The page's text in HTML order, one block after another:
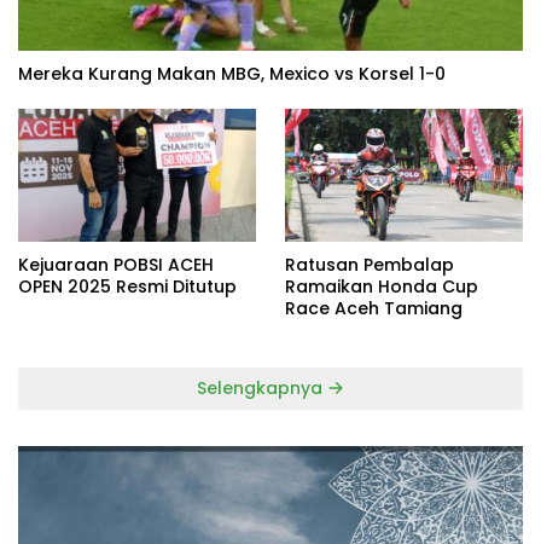
Mereka Kurang Makan MBG, Mexico vs Korsel 1-0
Kejuaraan POBSI ACEH
OPEN 2025 Resmi Ditutup
Ratusan Pembalap
Ramaikan Honda Cup
Race Aceh Tamiang
Selengkapnya